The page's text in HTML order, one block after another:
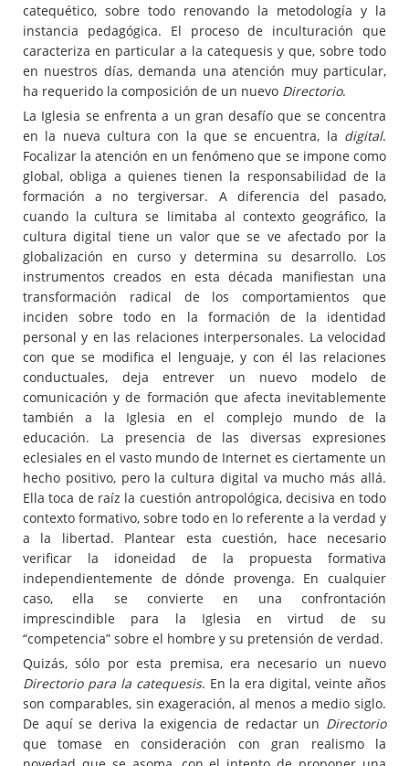
catequético, sobre todo renovando la metodología y la
instancia pedagógica. El proceso de inculturación que
caracteriza en particular a la catequesis y que, sobre todo
en nuestros días, demanda una atención muy particular,
ha requerido la composición de un nuevo Directorio.
La Iglesia se enfrenta a un gran desafío que se concentra
en la nueva cultura con la que se encuentra, la digital.
Focalizar la atención en un fenómeno que se impone como
global, obliga a quienes tienen la responsabilidad de la
formación a no tergiversar. A diferencia del pasado,
cuando la cultura se limitaba al contexto geográfico, la
cultura digital tiene un valor que se ve afectado por la
globalización en curso y determina su desarrollo. Los
instrumentos creados en esta década manifiestan una
transformación radical de los comportamientos que
inciden sobre todo en la formación de la identidad
personal y en las relaciones interpersonales. La velocidad
con que se modifica el lenguaje, y con él las relaciones
conductuales, deja entrever un nuevo modelo de
comunicación y de formación que afecta inevitablemente
también a la Iglesia en el complejo mundo de la
educación. La presencia de las diversas expresiones
eclesiales en el vasto mundo de Internet es ciertamente un
hecho positivo, pero la cultura digital va mucho más allá.
Ella toca de raíz la cuestión antropológica, decisiva en todo
contexto formativo, sobre todo en lo referente a la verdad y
a la libertad. Plantear esta cuestión, hace necesario
verificar la idoneidad de la propuesta formativa
independientemente de dónde provenga. En cualquier
caso, ella se convierte en una confrontación
imprescindible para la Iglesia en virtud de su
“competencia” sobre el hombre y su pretensión de verdad.
Quizás, sólo por esta premisa, era necesario un nuevo
Directorio para la catequesis. En la era digital, veinte años
son comparables, sin exageración, al menos a medio siglo.
De aquí se deriva la exigencia de redactar un Directorio
que tomase en consideración con gran realismo la